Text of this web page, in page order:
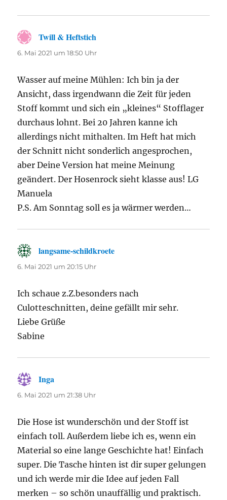
Twill & Heftstich
6. Mai 2021 um 18:50 Uhr
Wasser auf meine Mühlen: Ich bin ja der
Ansicht, dass irgendwann die Zeit für jeden
Stoff kommt und sich ein „kleines“ Stofflager
durchaus lohnt. Bei 20 Jahren kanne ich
allerdings nicht mithalten. Im Heft hat mich
der Schnitt nicht sonderlich angesprochen,
aber Deine Version hat meine Meinung
geändert. Der Hosenrock sieht klasse aus! LG
Manuela
P.S. Am Sonntag soll es ja wärmer werden…
langsame-schildkroete
6. Mai 2021 um 20:15 Uhr
Ich schaue z.Z.besonders nach
Culotteschnitten, deine gefällt mir sehr.
Liebe Grüße
Sabine
Inga
6. Mai 2021 um 21:38 Uhr
Die Hose ist wunderschön und der Stoff ist
einfach toll. Außerdem liebe ich es, wenn ein
Material so eine lange Geschichte hat! Einfach
super. Die Tasche hinten ist dir super gelungen
und ich werde mir die Idee auf jeden Fall
merken – so schön unauffällig und praktisch.